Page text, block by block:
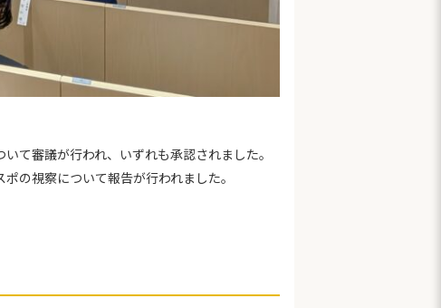
て審議が行われ、いずれも承認されました。
の視察について報告が行われました。